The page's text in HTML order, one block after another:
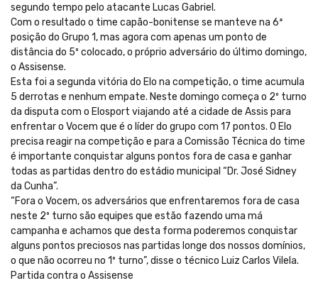
segundo tempo pelo atacante Lucas Gabriel.
Com o resultado o time capão-bonitense se manteve na 6ª
posição do Grupo 1, mas agora com apenas um ponto de
distância do 5º colocado, o próprio adversário do último domingo,
o Assisense.
Esta foi a segunda vitória do Elo na competição, o time acumula
5 derrotas e nenhum empate. Neste domingo começa o 2º turno
da disputa com o Elosport viajando até a cidade de Assis para
enfrentar o Vocem que é o líder do grupo com 17 pontos. O Elo
precisa reagir na competição e para a Comissão Técnica do time
é importante conquistar alguns pontos fora de casa e ganhar
todas as partidas dentro do estádio municipal “Dr. José Sidney
da Cunha”.
“Fora o Vocem, os adversários que enfrentaremos fora de casa
neste 2º turno são equipes que estão fazendo uma má
campanha e achamos que desta forma poderemos conquistar
alguns pontos preciosos nas partidas longe dos nossos domínios,
o que não ocorreu no 1º turno”, disse o técnico Luiz Carlos Vilela.
Partida contra o Assisense